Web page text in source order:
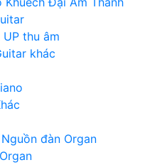
UP thu âm
khác
đàn Organ